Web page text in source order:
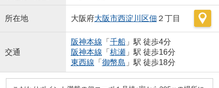
所在地 大阪府大阪市西淀川区佃 ２丁目
交通
阪神本線 「 千船」駅 徒歩4分
阪神本線 「 杭瀬」駅 徒歩16分
東西線 「 御幣島 」駅 徒歩18分